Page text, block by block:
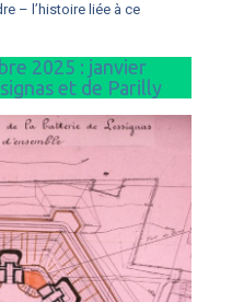
– l’histoire liée à ce
2025 : janvier
et de Parilly